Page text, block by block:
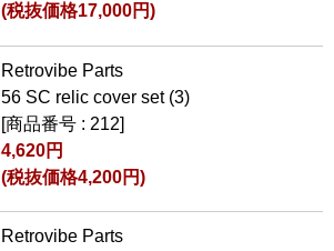
(税抜価格17,000円)
Retrovibe Parts
56 SC relic cover set (3)
[商品番号 : 212]
4,620円
(税抜価格4,200円)
Retrovibe Parts